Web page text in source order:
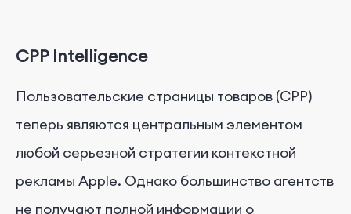
CPP Intelligence
Пользовательские страницы товаров (CPP)
теперь являются центральным элементом
любой серьезной стратегии контекстной
рекламы Apple. Однако большинство агентств
не получают полной информации о